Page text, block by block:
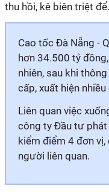
thu hồi, kê biên triệt để.
Cao tốc Đà Nẵng -
hơn 34.500 tỷ
nhiên, sau khi
cấp, xuất hiện nhiều
Liên quan việc
công ty Đầu tư
kiểm điểm 4 đơn
người liên quan.